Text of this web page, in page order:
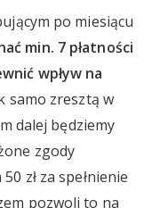
po miesiącu
min. 7 płatności
wpływ na
samo zresztą w
dalej będziemy
zgody
zł za spełnienie
pozwoli to na